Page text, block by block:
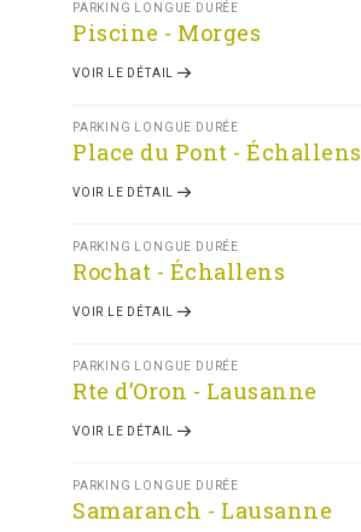
PARKING LONGUE DURÉE
Piscine - Morges
VOIR LE DÉTAIL
PARKING LONGUE DURÉE
Place du Pont - Échallens
VOIR LE DÉTAIL
PARKING LONGUE DURÉE
Rochat - Échallens
VOIR LE DÉTAIL
PARKING LONGUE DURÉE
Rte d’Oron - Lausanne
VOIR LE DÉTAIL
PARKING LONGUE DURÉE
Samaranch - Lausanne